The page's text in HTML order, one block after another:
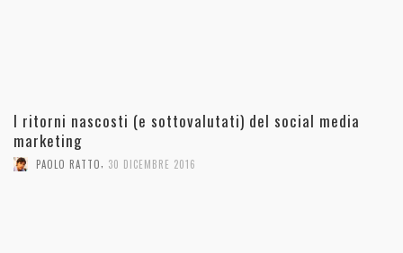
I ritorni nascosti (e sottovalutati) del social media
marketing
PAOLO RATTO 30 DICEMBRE 2016